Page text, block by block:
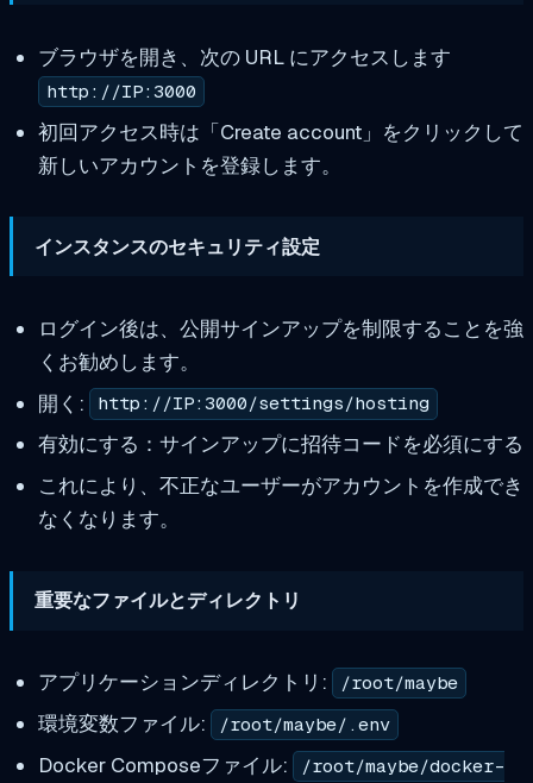
ブラウザを開き、次の URL にアクセスします
http://IP:3000
初回アクセス時は「Create account」をクリックして
新しいアカウントを登録します。
インスタンスのセキュリティ設定
ログイン後は、公開サインアップを制限することを強
くお勧めします。
開く:
http://IP:3000/settings/hosting
有効にする：サインアップに招待コードを必須にする
これにより、不正なユーザーがアカウントを作成でき
なくなります。
重要なファイルとディレクトリ
アプリケーションディレクトリ: /root/maybe
環境変数ファイル: /root/maybe/.env
Docker Composeファイル:
/root/maybe/docker-